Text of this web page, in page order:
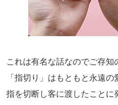
これは有名な話なのでご存知
「指切り」はもともと永遠
指を切断し客に渡したことに